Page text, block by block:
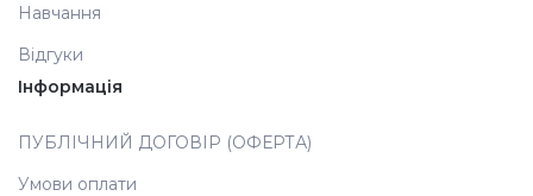
Навчання
Відгуки
Інформація
ПУБЛІЧНИЙ ДОГОВІР (ОФЕРТА)
Умови оплати